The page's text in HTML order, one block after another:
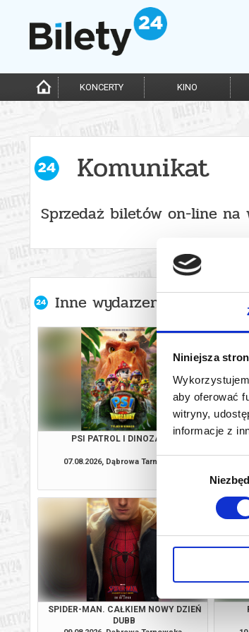
Niniejsza
aby oferować
witryny,
informacje z
Wybór
KONCERTY KINO
Komunikat
Sprzedaż biletów on-line na
Inne wydarzenia
PSI PATROL I DINOZAURY
07.08.2026, Dąbrowa Tarnowska
SPIDER-MAN. CAŁKIEM NOWY DZIEŃ
DUBB